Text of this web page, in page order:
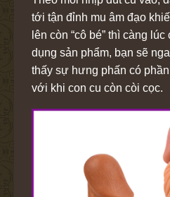
tới tận đỉnh mu âm đạo
lên còn “cô bé” thì càng
dụng sản phẩm, bạn sẽ
thấy sự hưng phấn có
với khi con cu còn còi cọc.